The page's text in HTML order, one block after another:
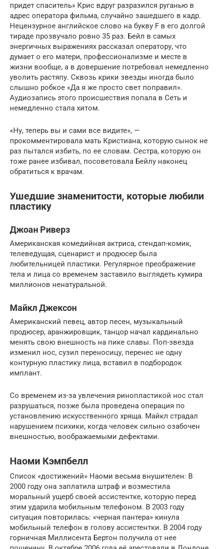
придет спаситель» Крис вдруг разразился руганью в
адрес оператора фильма, случайно зашедшего в кадр.
Нецензурное английское слово на букву F в его долгой
тираде прозвучало ровно 35 раз. Бейл в самых
энергичных выражениях рассказал оператору, что
думает о его матери, профессионализме и месте в
жизни вообще, а в довершение потребовал немедленно
уволить растяпу. Сквозь крики звезды иногда было
слышно робкое «Да я же просто свет поправил».
Аудиозапись этого происшествия попала в Сеть и
немедленно стала хитом.
«Ну, теперь вы и сами все видите», —
прокомментировала мать Кристиана, которую сынок не
раз пытался избить, по ее словам. Сестра, которую он
тоже ранее избивал, посоветовала Бейлу наконец
обратиться к врачам.
Ушедшие знаменитости, которые любили
пластику
Джоан Риверз
Американская комедийная актриса, стендап-комик,
телеведущая, сценарист и продюсер была
любительницей пластики. Регулярное преображение
тела и лица со временем заставило выглядеть кумира
миллионов ненатуральной.
Майкл Джексон
Американский певец, автор песен, музыкальный
продюсер, аранжировщик, танцор начал кардинально
менять свою внешность на пике славы. Поп-звезда
изменил нос, сузил переносицу, перенес не одну
контурную пластику лица, вставил в подбородок
имплант.
Со временем из-за увлечения ринопластикой нос стал
разрушаться, позже была проведена операция по
установлению искусственного хряща. Майкл страдал
нарушением психики, когда человек сильно озабочен
внешностью, воображаемыми дефектами.
Наоми Кэмпбелл
Список «достижений» Наоми весьма внушителен: В
2000 году она заплатила штраф и возместила
моральный ущерб своей ассистентке, которую перед
этим ударила мобильным телефоном. В 2003 году
ситуация повторилась: «черная пантера» кинула
мобильный телефон в голову ассистентки. В 2004 году
горничная Миллисента Бертон получила от нее